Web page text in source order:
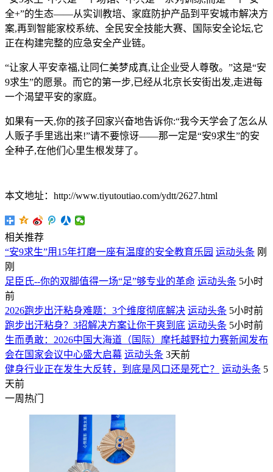
全+”的生态——从实训教培、家庭防护产品到平安城市解决方
案,再到智能家校系统、全民安全技能大赛、国际安全论坛,它
正在构建完整的应急安全产业链。
“让家人平安幸福,让同仁美梦成真,让企业受人尊敬。”这是“安
9求生”的愿景。而它的第一步,已经从北京长安街出发,走进每
一个渴望平安的家庭。
如果有一天,你的孩子回家兴奋地告诉你:“我今天学会了怎么从
人贩子手里逃出来!”请不要惊讶——那一定是“安9求生”的安
全种子,在他们心里生根发芽了。
本文地址：http://www.tiyutoutiao.com/ydtt/2627.html
相关推荐
“安9求生”用15年打磨一座有温度的安全教育乐园 运动头条 刚
刚
足臣氏--你的双脚值得一场“足”够专业的革命 运动头条 5小时
前
2026跑步出汗粘身难题：3个维度彻底解决 运动头条 5小时前
跑步出汗粘身？3招解决方案让你干爽到底 运动头条 5小时前
生而勇敢：2026中国大海道（国际）摩托越野拉力赛新闻发布
会在国家会议中心盛大启幕 运动头条 3天前
健身行业正在发生大反转，到底是风口还是死亡？
运动头条 5
天前
一周热门